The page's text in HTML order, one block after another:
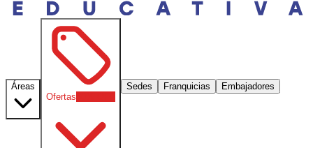
Áreas
Ofertas
Sedes Franquicias Embajadores